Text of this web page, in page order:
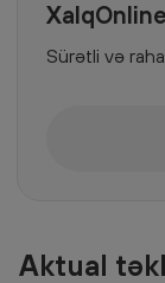
Sürətli və
Aktual